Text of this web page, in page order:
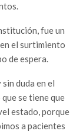
fue un
el surtimiento
de espera.
duda en el
se tiene que
estado, porque
a pacientes